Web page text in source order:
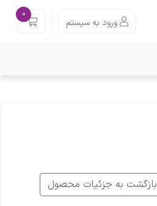
ورود به سیستم
0
بازگشت به جزئیات محصول